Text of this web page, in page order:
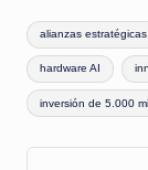
Tags:
alianzas estratégicas
hardware AI
inversión de 5.000